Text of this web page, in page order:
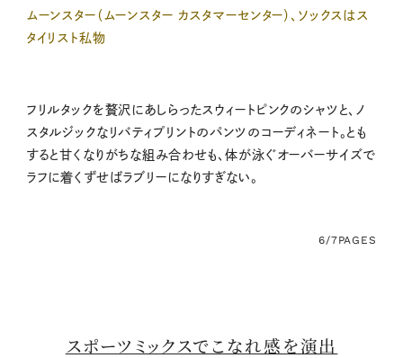
ムーンスター（ムーンスター カスタマーセンター）、ソックスはス
タイリスト私物
フリルタックを贅沢にあしらったスウィートピンクのシャツと、ノ
スタルジックなリバティプリントのパンツのコーディネート。とも
すると甘くなりがちな組み合わせも、体が泳ぐオーバーサイズで
ラフに着くずせばラブリーになりすぎない。
6/7PAGES
スポーツミックスでこなれ感を演出